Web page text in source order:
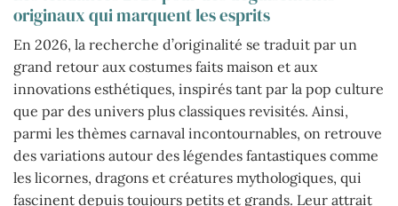
originaux qui marquent les esprits
En 2026, la recherche d’originalité se traduit par un
grand retour aux costumes faits maison et aux
innovations esthétiques, inspirés tant par la pop culture
que par des univers plus classiques revisités. Ainsi,
parmi les thèmes carnaval incontournables, on retrouve
des variations autour des légendes fantastiques comme
les licornes, dragons et créatures mythologiques, qui
fascinent depuis toujours petits et grands. Leur attrait